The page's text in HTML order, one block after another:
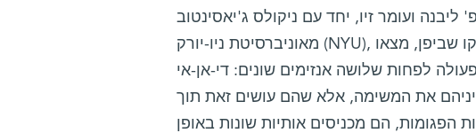
ועומר זיו, יחד עם ניקולס ג'יאסינטוב
מאוניברסיטת ניו-יורק (NYU), וסטושי נאקאג'ימה ואקירה יאסוי מאוניברסיטת טוהוקו שביפן, מצאו
לפחות שלושה אנזימים שונים: די-אן-אי
את המשימה, אלא שהם עושים זאת תוך
הפגומות, הם מכניסים אותיות שונות באופן